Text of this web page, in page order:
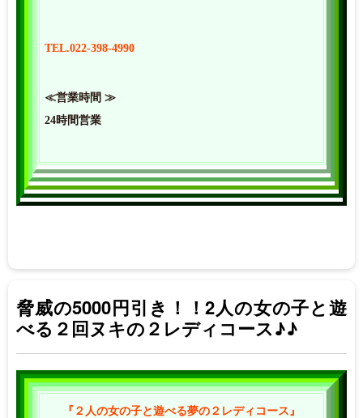
TEL.022-398-4990
≪営業時間 ≫
24時間営業
脅威の5000円引き！！2人の女の子と遊
べる２回ヌキの２レディコース♪♪
『２人の女の子と遊べる夢の２レディコース』